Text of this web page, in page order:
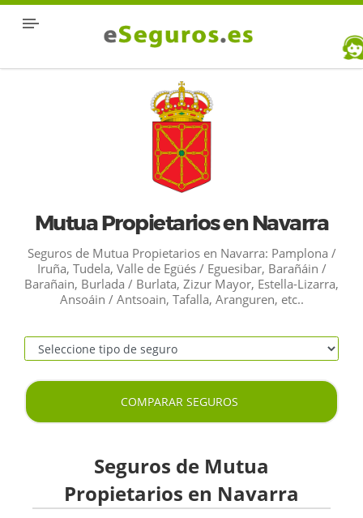
Mutua Propietarios en Navarra
Seguros de Mutua Propietarios en Navarra: Pamplona /
Iruña, Tudela, Valle de Egüés / Eguesibar, Barañáin /
Barañain, Burlada / Burlata, Zizur Mayor, Estella-Lizarra,
Ansoáin / Antsoain, Tafalla, Aranguren, etc..
COMPARAR SEGUROS
Seguros de Mutua
Propietarios en Navarra